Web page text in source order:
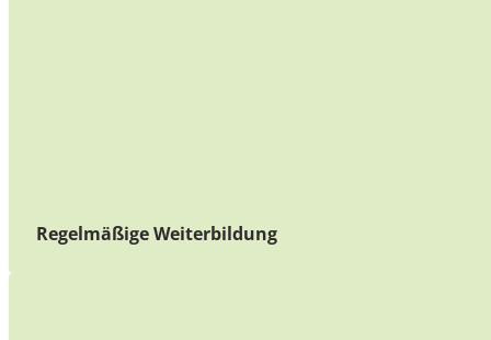
Regelmäßige Weiterbildung